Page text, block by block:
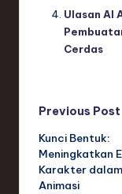
Ulasan AI
Cerdas
Post
Previous Post
Kunci Bentuk:
Meningkatkan
Karakter dalam
Animasi